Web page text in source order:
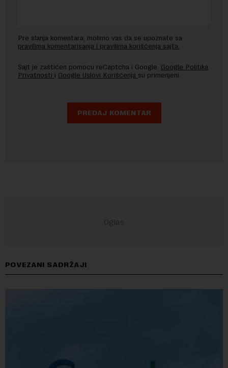
Pre slanja komentara, molimo vas da se upoznate sa
pravilima komentarisanja i pravilima korišćenja sajta.
Sajt je zaštićen pomocu reCaptcha i Google. Google Politika
Privatnosti i Google Uslovi Korišćenja su primenjeni.
POVEZANI SADRŽAJI